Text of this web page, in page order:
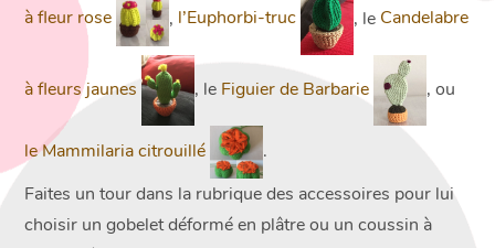
à fleur rose , l’Euphorbi-truc , le Candelabre
à fleurs jaunes , le Figuier de Barbarie , ou
le Mammilaria citrouillé
.
Faites un tour dans la rubrique des accessoires pour lui
choisir un gobelet déformé en plâtre ou un coussin à